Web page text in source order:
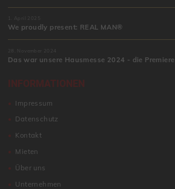
1. April 2025
We proudly present: REAL MAN®
28. November 2024
Das war unsere Hausmesse 2024 - die Premiere
INFORMATIONEN
Impressum
Datenschutz
Kontakt
Mieten
Über uns
Unternehmen